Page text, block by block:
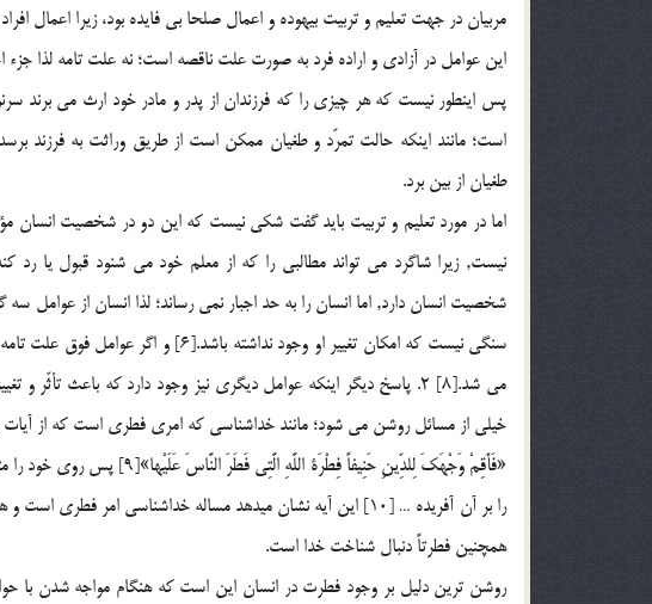
مربيان در جهت تعليم و تربيت بيهوده و اعمال صلحا بي فايده بود، زيرا اعمال
اين عوامل در آزادي و اراده فرد به صورت علت ناقصه است؛ نه علت تامه لذا
پس اينطور نيست كه هر چيزي را كه فرزندان از پدر و مادر خود ارث مي برند
است؛ مانند اينكه حالت تمرّد و طغيان ممكن است از طريق وراثت به فرزند
طغيان از بين برد.
اما در مورد تعليم و تربيت بايد گفت شكي نيست كه اين دو در شخصيت انسان
نيست, زيرا شاگرد مي تواند مطالبي را كه از معلم خود مي شنود قبول يا
شخصيت انسان دارد, اما انسان را به حد اجبار نمي رساند؛ لذا انسان از عوامل
مي شد.[8] 2. پاسخ ديگر اينكه عوامل ديگري نيز وجود دارد كه باعث
خيلي از مسائل روشن مي شود؛ مانند خداشناسي كه امري فطري است كه از آيات
«فَأَقِمْ وَجْهَكَ لِلدِّينِ حَنِيفاً فِطْرَة
را بر آن آفريده … [10] اين آيه نشان ميدهد مساله خداشناسي امر
همچنين فطرتاً دنبال شناخت خدا است.
روشن ترين دليل بر وجود فطرت در انسان اين است كه هنگام مواجه شدن با